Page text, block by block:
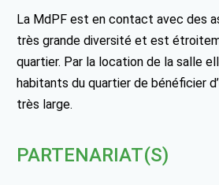
La MdPF est en contact avec des
très grande diversité et est
quartier. Par la location de la salle
habitants du quartier de bénéficier
très large.
PARTENARIAT(S)